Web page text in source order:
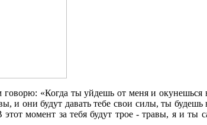
говорю: «Когда ты уйдешь от меня и окунешься
и они будут давать тебе свои силы, ты
момент за тебя будут трое - травы, я и ты